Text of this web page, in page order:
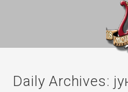
Daily Archives: